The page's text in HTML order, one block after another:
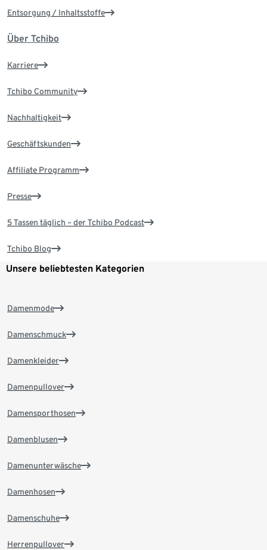
Entsorgung / Inhaltsstoffe
Über Tchibo
Karriere
Tchibo Community
Nachhaltigkeit
Geschäftskunden
Affiliate Programm
Presse
5 Tassen täglich – der Tchibo Podcast
Tchibo Blog
Unsere beliebtesten Kategorien
Damenmode
Damenschmuck
Damenkleider
Damenpullover
Damensporthosen
Damenblusen
Damenunterwäsche
Damenhosen
Damenschuhe
Herrenpullover